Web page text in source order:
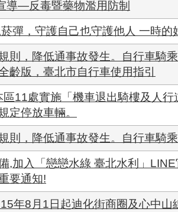
導—反毒暨藥物濫用防制
彈，守護自己也守護他人 一時的
則，降低通事故發生。自行車騎
齡版，臺北市自行車使用指引
11處實施「機車退出騎樓及人
定停放車輛。
則，降低通事故發生。自行車騎
,加入「戀戀水綠 臺北水利」
要通知!
年8月1日起迪化街商圈及心中